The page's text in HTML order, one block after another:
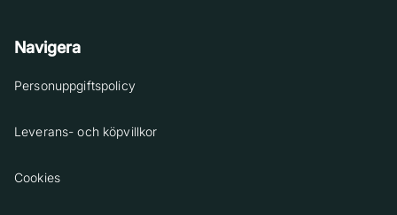
Navigera
Personuppgiftspolicy
Leverans- och köpvillkor
Cookies